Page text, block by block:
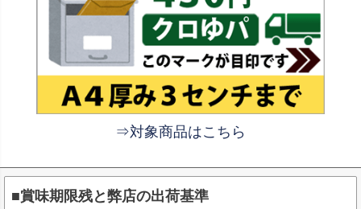
⇒対象商品はこちら
■賞味期限残と弊店の出荷基準